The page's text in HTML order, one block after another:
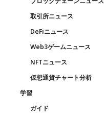
取引所ニュース
DeFiニュース
Web3ゲームニュース
NFTニュース
仮想通貨チャート分析
学習
ガイド